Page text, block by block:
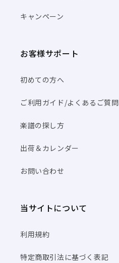
キャンペーン
お客様サポート
初めての方へ
ご利用ガイド/よくあるご質問
楽譜の探し方
出荷＆カレンダー
お問い合わせ
当サイトについて
利用規約
特定商取引法に基づく表記